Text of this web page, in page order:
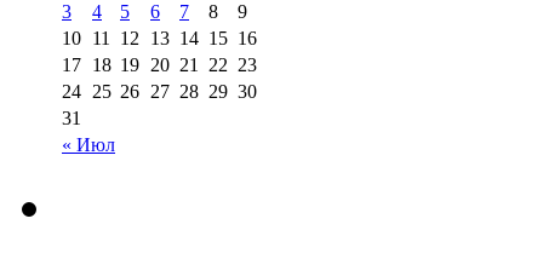
« Июл
3
4 5 6 7 8
9
10 11 12 13 14 15 16
17 18 19 20 21 22 23
24 25 26 27 28 29 30
31